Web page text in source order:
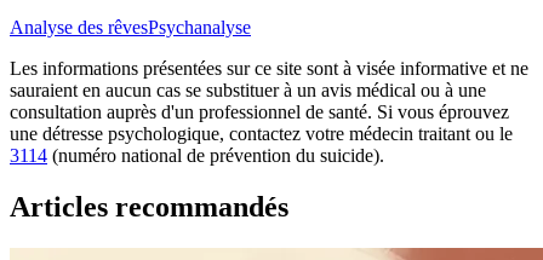
Analyse des rêvesPsychanalyse
Les informations présentées sur ce site sont à visée informative et ne
sauraient en aucun cas se substituer à un avis médical ou à une
consultation auprès d'un professionnel de santé. Si vous éprouvez
une détresse psychologique, contactez votre médecin traitant ou le
3114 (numéro national de prévention du suicide).
Articles recommandés